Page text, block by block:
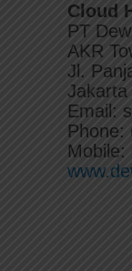
Cloud
PT
AKR
Jl.
Jakarta
Email:
Phone:
Mobile: